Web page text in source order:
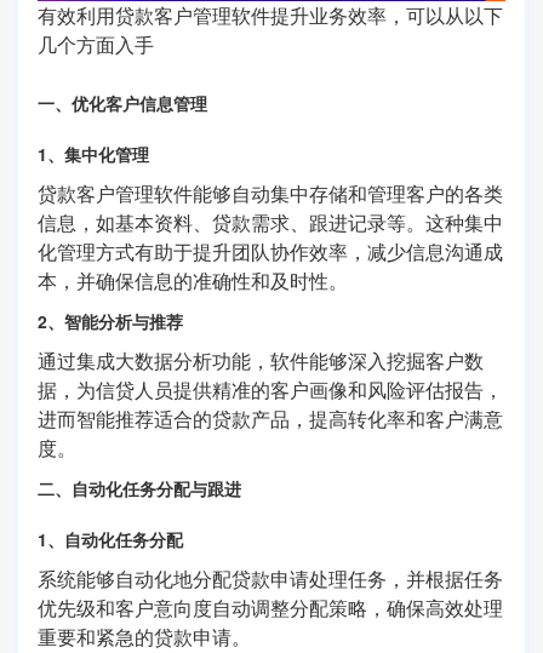
有效利用贷款客户管理软件提升业务效率，可以从以下
几个方面入手
一、优化客户信息管理
1、集中化管理
贷款客户管理软件能够自动集中存储和管理客户的各类
信息，如基本资料、贷款需求、跟进记录等。这种集中
化管理方式有助于提升团队协作效率，减少信息沟通成
本，并确保信息的准确性和及时性。
2、智能分析与推荐
通过集成大数据分析功能，软件能够深入挖掘客户数
据，为信贷人员提供精准的客户画像和风险评估报告，
进而智能推荐适合的贷款产品，提高转化率和客户满意
度。
二、自动化任务分配与跟进
1、自动化任务分配
系统能够自动化地分配贷款申请处理任务，并根据任务
优先级和客户意向度自动调整分配策略，确保高效处理
重要和紧急的贷款申请。